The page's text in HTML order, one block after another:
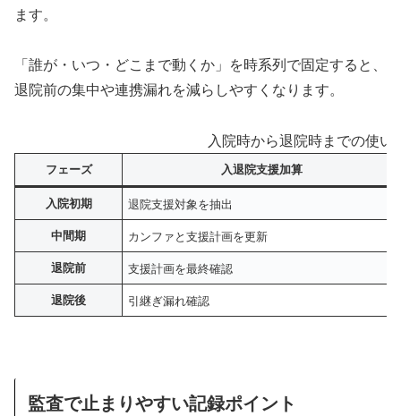
ます。
「誰が・いつ・どこまで動くか」を時系列で固定すると、
退院前の集中や連携漏れを減らしやすくなります。
入院時から退院時までの使い
フェーズ 入退院支援加算
入院初期 退院支援対象を抽出
中間期 カンファと支援計画を更新
退院前 支援計画を最終確認
退院後 引継ぎ漏れ確認
監査で止まりやすい記録ポイント